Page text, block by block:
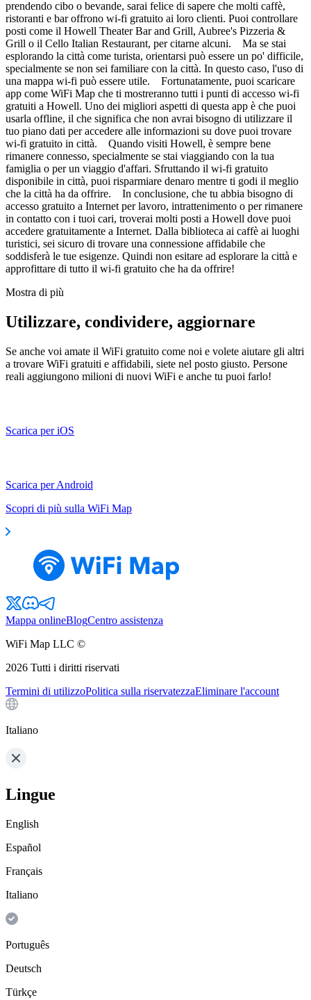
prendendo cibo o bevande, sarai felice di sapere che molti caffè,
ristoranti e bar offrono wi-fi gratuito ai loro clienti. Puoi controllare
posti come il Howell Theater Bar and Grill, Aubree's Pizzeria &
Grill o il Cello Italian Restaurant, per citarne alcuni. Ma se stai
esplorando la città come turista, orientarsi può essere un po' difficile,
specialmente se non sei familiare con la città. In questo caso, l'uso di
una mappa wi-fi può essere utile. Fortunatamente, puoi scaricare
app come WiFi Map che ti mostreranno tutti i punti di accesso wi-fi
gratuiti a Howell. Uno dei migliori aspetti di questa app è che puoi
usarla offline, il che significa che non avrai bisogno di utilizzare il
tuo piano dati per accedere alle informazioni su dove puoi trovare
wi-fi gratuito in città. Quando visiti Howell, è sempre bene
rimanere connesso, specialmente se stai viaggiando con la tua
famiglia o per un viaggio d'affari. Sfruttando il wi-fi gratuito
disponibile in città, puoi risparmiare denaro mentre ti godi il meglio
che la città ha da offrire. In conclusione, che tu abbia bisogno di
accesso gratuito a Internet per lavoro, intrattenimento o per rimanere
in contatto con i tuoi cari, troverai molti posti a Howell dove puoi
accedere gratuitamente a Internet. Dalla biblioteca ai caffè ai luoghi
turistici, sei sicuro di trovare una connessione affidabile che
soddisferà le tue esigenze. Quindi non esitare ad esplorare la città e
approfittare di tutto il wi-fi gratuito che ha da offrire!
Mostra di più
Utilizzare, condividere, aggiornare
Se anche voi amate il WiFi gratuito come noi e volete aiutare gli altri
a trovare WiFi gratuiti e affidabili, siete nel posto giusto. Persone
reali aggiungono milioni di nuovi WiFi e anche tu puoi farlo!
Scarica per iOS
Scarica per Android
Scopri di più sulla WiFi Map
Mappa onlineBlogCentro assistenza
WiFi Map LLC ©
2026 Tutti i diritti riservati
Termini di utilizzoPolitica sulla riservatezzaEliminare l'account
Italiano
Lingue
English
Español
Français
Italiano
Português
Deutsch
Türkçe